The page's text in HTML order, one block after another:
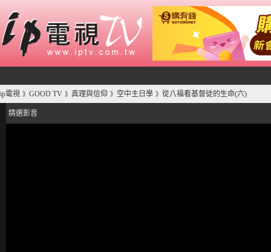
ip電視 》 GOOD TV 》 真理與信仰 》 空中主日學 》 從八福看基督徒的生命(六)
精選影音